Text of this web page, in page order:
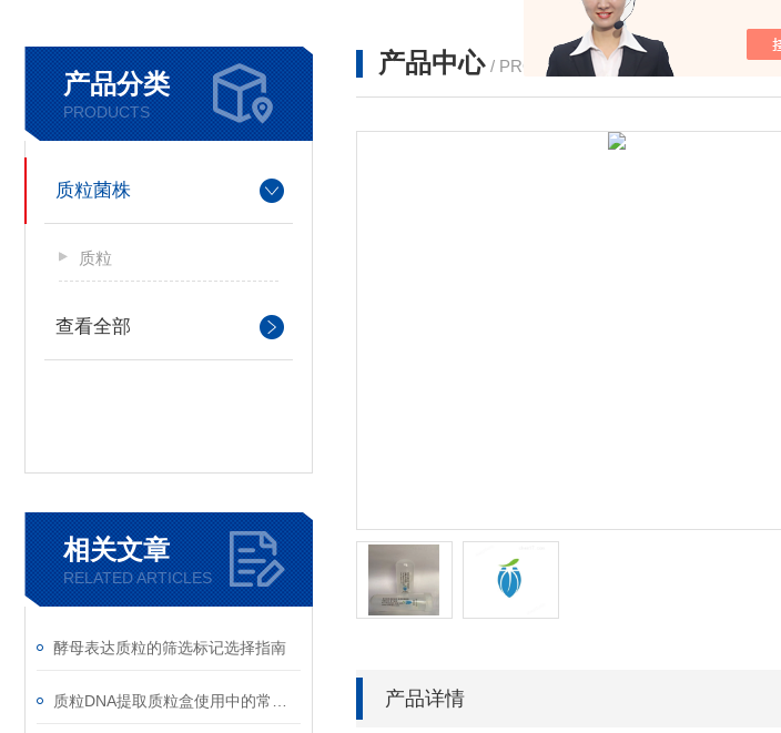
产品分类
PRODUCTS
质粒菌株
质粒
查看全部
相关文章
RELATED ARTICLES
酵母表达质粒的筛选标记选择指南
产品中心 / PRODUCTS 我
产品详情